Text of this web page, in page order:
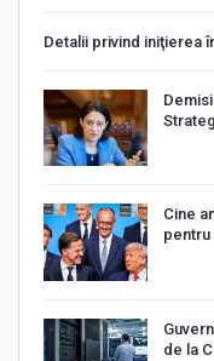
Detalii privind iniţierea
Cine
pentru
de la